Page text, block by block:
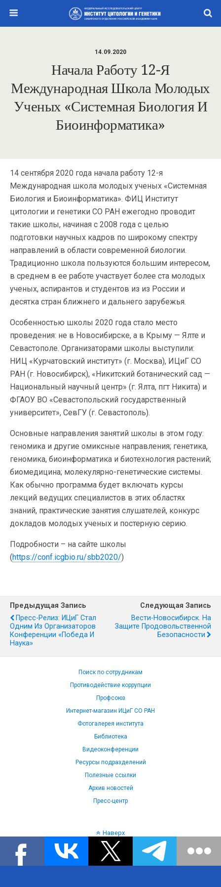
14.09.2020
Начала Работу 12-Я
Международная Школа Молодых
Ученых «Системная Биология И
Биоинформатика»
14 сентября 2020 года начала работу 12-я
Международная школа молодых ученых «Системная
Биология и Биоинформатика». ФИЦ Институт
цитологии и генетики СО РАН ежегодно проводит
такие школы, начиная с 2008 года с целью
подготовки научных кадров по широкому спектру
направлений в области современной биологии.
Традиционно школа пользуются большим интересом,
в среднем в ее работе участвует более ста молодых
ученых, аспирантов и студентов из из России и
десятка стран ближнего и дальнего зарубежья.
Особенностью школы 2020 года стало место
проведения: не в Новосибирске, а в Крыму — Ялте и
Севастополе. Организаторами школы выступили:
НИЦ «Курчатовский институт» (г. Москва), ИЦиГ СО
РАН (г. Новосибирск), «Никитский ботанический сад —
Национальный научный центр» (г. Ялта, пгт Никита) и
ФГАОУ ВО «Севастопольский государственный
университет», СевГУ (г. Севастополь).
Основные направления занятий школы в этом году:
геномика и другие омиксные направления; генетика,
геномика, биоинформатика и биотехнология растений;
биомедицина; молекулярно-генетические системы.
Как обычно программа будет включать курсы
лекций ведущих специалистов в этих областях
знаний, практические занятия слушателей, конкурс
докладов молодых ученых и постерную серию.
Подробности – на сайте школы
(https://conf.icgbio.ru/sbb2020/)
Предыдущая Запись
Пресс-Релиз: ИЦиГ Стал
Одним Из Организаторов
Конференции «Победа И
Наука»
Следующая Запись
Вести-Новосибирск. На
Защите Продовольственной
Безопасности
Поиск по сотрудникам
Противодействие коррупции
Профсоюз
Интернет-магазин ИЦиГ СО РАН
Фотогалерея института
Библиотека
Видеоконференции
Ресурсы подразделений
Полезные ссылки
Архив новостей
Пресс-центр
Наверх